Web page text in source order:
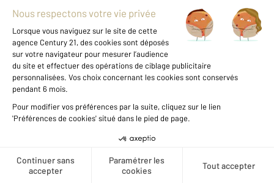
Créer une alerte
139 900 €
Century 21 Agence de Bretagne vous présente
: Niché au troisième étage d'un immeuble
calme, cet appartement de 73m² vous accueille
dès l'entrée avec un séjour de 21m² ouvrant sur
une cuisine équipée de 15m², idéal pour
préparer vos ...
Voir le détail du bien